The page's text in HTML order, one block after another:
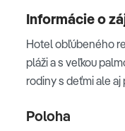
Informácie o
Hotel obľúbeného
pláži a s veľkou
rodiny s deťmi ale aj
Poloha